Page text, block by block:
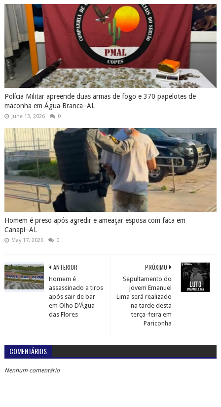
Polícia Militar apreende duas armas de fogo e 370 papelotes de
maconha em Água Branca–AL
June 13, 2026 0
Homem é preso após agredir e ameaçar esposa com faca em
Canapi–AL
May 17, 2026 0
PRÓXIMO
Sepultamento do
jovem Emanuel
Lima será realizado
na tarde desta
terça-feira em
Pariconha
ANTERIOR
Homem é
assassinado a tiros
após sair de bar
em Olho D’Água
das Flores
COMENTÁRIOS
Nenhum comentário